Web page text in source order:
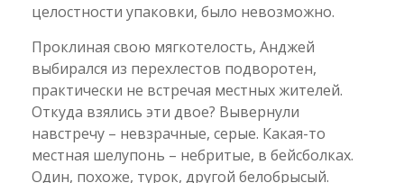
целостности упаковки, было невозможно.
Проклиная свою мягкотелость, Анджей
выбирался из перехлестов подворотен,
практически не встречая местных жителей.
Откуда взялись эти двое? Вывернули
навстречу – невзрачные, серые. Какая-то
местная шелупонь – небритые, в бейсболках.
Один, похоже, турок, другой белобрысый.